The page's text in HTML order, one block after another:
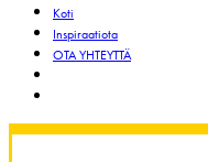
Koti
Inspiraatiota
OTA YHTEYTTÄ